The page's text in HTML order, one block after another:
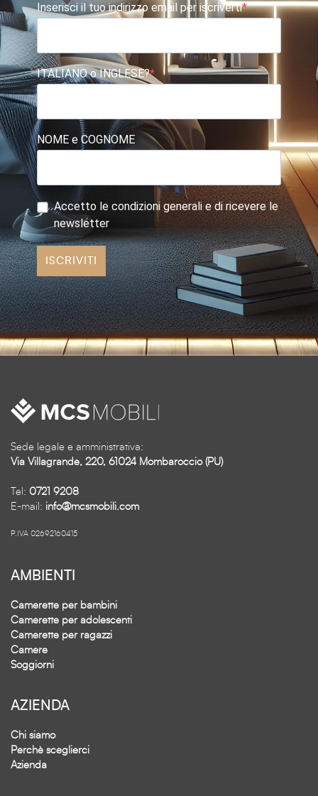
Inserisci il tuo indirizzo email per iscriverti
ITALIANO o INGLESE?
NOME e COGNOME
Accetto le condizioni generali e di ricevere le
newsletter
ISCRIVITI
Sede legale e amministrativa:
Via Villagrande, 220, 61024 Mombaroccio (PU)
Tel: 0721 9208
E-mail: info@mcsmobili.com
P.IVA 02692160415
AMBIENTI
Camerette per bambini
Camerette per adolescenti
Camerette per ragazzi
Camere
Soggiorni
AZIENDA
Chi siamo
Perchè sceglierci
Azienda